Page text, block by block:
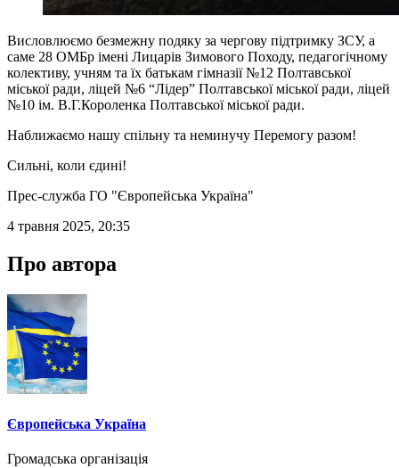
Висловлюємо безмежну подяку за чергову підтримку ЗСУ, а
саме 28 ОМБр імені Лицарів Зимового Походу, педагогічному
колективу, учням та їх батькам гімназії №12 Полтавської
міської ради, ліцей №6 “Лідер” Полтавської міської ради, ліцей
№10 ім. В.Г.Короленка Полтавської міської ради.
Наближаємо нашу спільну та неминучу Перемогу разом!
Сильні, коли єдині!
Прес-служба ГО "Європейська Україна"
4 травня 2025, 20:35
Про автора
Європейська Україна
Громадська організація